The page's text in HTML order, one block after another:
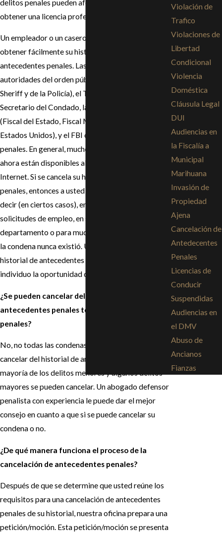
delitos penales pueden afectar su capacidad para
obtener una licencia profesional.
Un empleador o un casero potencial pueden
obtener fácilmente su historial o récord de
antecedentes penales. Las agencias de las
autoridades del orden público, (departamentos del
Sheriff y de la Policía), el Tribunal y las oficinas del
Secretario del Condado, las agencias fiscales
(Fiscal del Estado, Fiscal Municipal, Procurador de
Estados Unidos), y el FBI conservan los historiales
penales. En general, muchos de estos expedientes
ahora están disponibles al público a través del
Internet. Si se cancela su historial de antecedentes
penales, entonces a usted se le permite legalmente
decir (en ciertos casos), en documentos como
solicitudes de empleo, en solicitudes para rentar un
departamento o para muchos otros propósitos que
la condena nunca existió. Una cancelación del
historial de antecedentes penales le da a un
individuo la oportunidad de empezar de nuevo.
¿Se pueden cancelar del historial de
antecedentes penales todas las condenas
penales?
No, no todas las condenas penales se pueden
cancelar del historial de antecedentes penales. La
mayoría de los delitos menores y algunos delitos
mayores se pueden cancelar. Un abogado defensor
penalista con experiencia le puede dar el mejor
consejo en cuanto a que si se puede cancelar su
condena o no.
¿De qué manera funciona el proceso de la
cancelación de antecedentes penales?
Después de que se determine que usted reúne los
requisitos para una cancelación de antecedentes
penales de su historial, nuestra oficina prepara una
petición/moción. Esta petición/moción se presenta
Violación de
Trafico
Violaciones de
Libertad
Condicional
Violencia
Doméstica
Cláusula Legal
DUI
Audiencias en
la Fiscalía a
Municipal
Marihuana
Invasión de
Propiedad
Ajena
Cancelación de
Antedecentes
Penales
Licencias de
Conducir
Suspendidas
Audiencias en
el DMV
Abuso de
Ancianos
Fianzas